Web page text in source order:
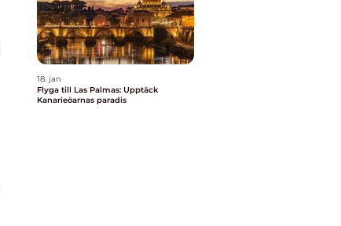
18. jan
Flyga till Las Palmas: Upptäck
Kanarieöarnas paradis